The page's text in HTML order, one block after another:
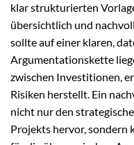
klar strukturierten
übersichtlich und
sollte auf einer klaren,
Argumentationskette
zwischen Investitionen,
Risiken herstellt. Ein
nicht nur den
Projekts hervor, sondern